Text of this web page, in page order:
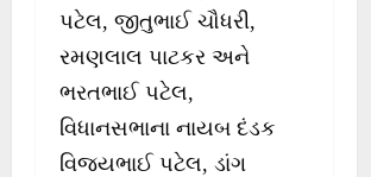
પટેલ, જીતુભાઈ ચૌધરી,
રમણલાલ પાટકર અને
ભરતભાઈ પટેલ,
વિધાનસભાના નાયબ દંડક
વિજયભાઈ પટેલ, ડાંગ